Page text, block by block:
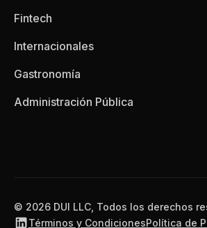
Fintech
Internacionales
Gastronomía
Administración Pública
© 2026 DUI LLC, Todos los derechos
Términos y CondicionesPolítica de